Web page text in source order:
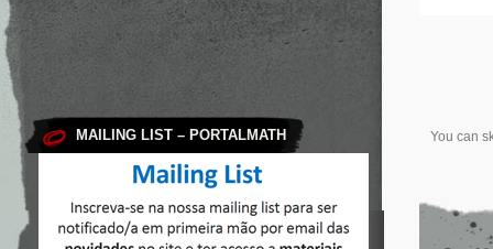
MAILING LIST – PORTALMATH You can